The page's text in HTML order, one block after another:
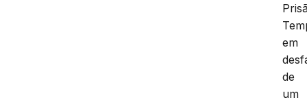
em
de
um